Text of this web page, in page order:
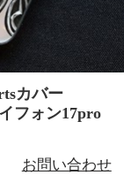
カバー
フォン17pro
お問い合わせ